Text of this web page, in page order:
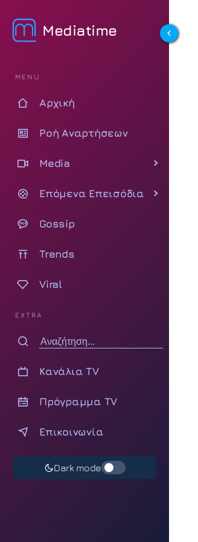
Mediatime
MENU
Αρχική
Ροή Αναρτήσεων
Media
Επόμενα Επεισόδια
Gossip
Trends
Viral
EXTRA
Κανάλια TV
Πρόγραμμα TV
Επικοινωνία
Dark mode